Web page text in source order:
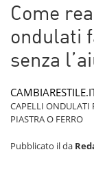
Come
ondulati
senza
CAPELLI ONDULATI
PIASTRA O FERRO
Pubblicato ilda